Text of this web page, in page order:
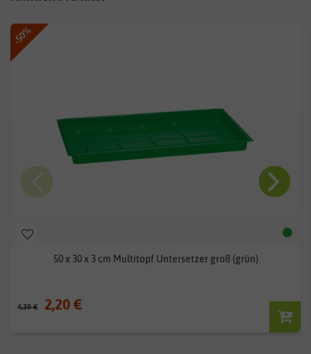
-50%
50 x 30 x 3 cm Multitopf Untersetzer groß (grün)
4,39 € 2,20 €